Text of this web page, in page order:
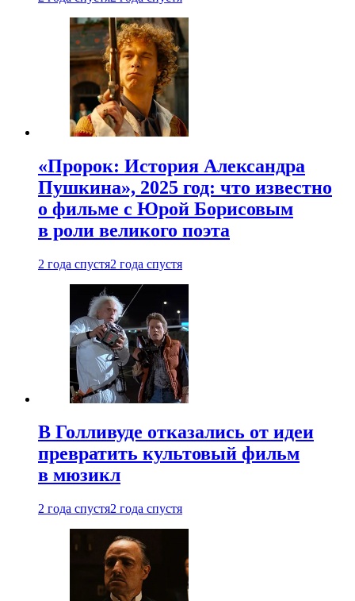
«Пророк: История Александра
Пушкина», 2025 год: что известно
о фильме с Юрой Борисовым
в роли великого поэта
2 года спустя2 года спустя
В Голливуде отказались от идеи
превратить культовый фильм
в мюзикл
2 года спустя2 года спустя